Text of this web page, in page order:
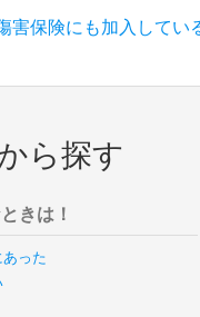
害保険にも加入してい
ら探す
きは！
った